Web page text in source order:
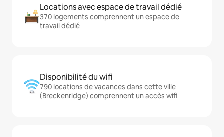
Locations avec espace de travail dédié
370 logements comprennent un espace de
travail dédié
Disponibilité du wifi
790 locations de vacances dans cette ville
(Breckenridge) comprennent un accès wifi